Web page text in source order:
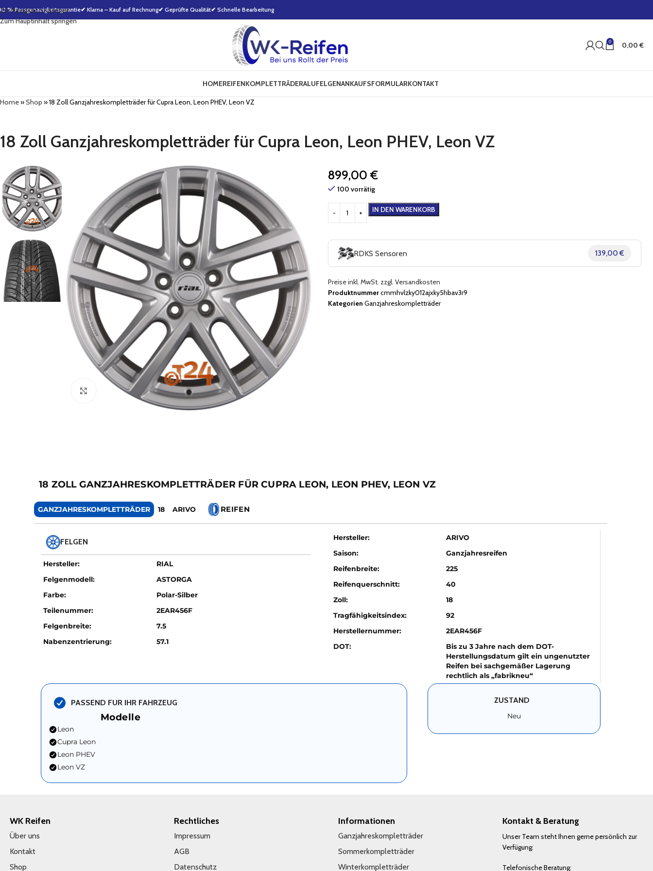
Zur Navigation springen
Zum Hauptinhalt springen
% Passgenauigkeitsgarantie✔ Klarna – Kauf auf Rechnung✔ Geprüfte Qualität✔ Schnelle Bearbeitung
0 0,00 €
HOMEREIFENKOMPLETTRÄDERALUFELGENANKAUFSFORMULARKONTAKT
Home»Shop »18 Zoll Ganzjahreskompletträder für Cupra Leon, Leon PHEV, Leon VZ
18 Zoll Ganzjahreskompletträder für Cupra Leon, Leon PHEV, Leon VZ
Zum Vergrößern klicken
899,00 €
100 vorrätig
IN DEN WARENKORB
RDKS Sensoren 139,00 €
Preise inkl. MwSt. zzgl. Versandkosten
Produktnummercmmhvlzky012ajxky5hbav3r9
Kategorien Ganzjahreskompletträder
18 ZOLL GANZJAHRESKOMPLETTRÄDER FÜR CUPRA LEON, LEON PHEV, LEON VZ
GANZJAHRESKOMPLETTRÄDER 18 ARIVO REIFEN
FELGEN
Hersteller:
RIAL
Felgenmodell:
ASTORGA
Farbe:
Polar-Silber
Teilenummer:
2EAR456F
Felgenbreite:
7.5
Nabenzentrierung:
57.1
Hersteller:
ARIVO
Saison:
Ganzjahresreifen
Reifenbreite:
225
Reifenquerschnitt:
40
Zoll:
18
Tragfähigkeitsindex:
92
Herstellernummer:
2EAR456F
DOT:
Bis zu 3 Jahre nach dem DOT-
Herstellungsdatum gilt ein ungenutzter
Reifen bei sachgemäßer Lagerung
rechtlich als „fabrikneu“
PASSEND FUR IHR FAHRZEUG
Modelle
Leon
Cupra Leon
Leon PHEV
Leon VZ
ZUSTAND
Neu
WK Reifen
Über uns
Kontakt
Shop
Rechtliches
Impressum
AGB
Datenschutz
Informationen
Ganzjahreskompletträder
Sommerkompletträder
Winterkompletträder
Kontakt & Beratung
Unser Team steht Ihnen gerne persönlich zur
Verfügung:
Telefonische Beratung: